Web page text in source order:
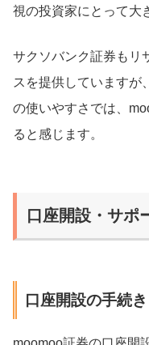
視の投資家にとって大
サクソバンク証券もリ
スを提供していますが
の使いやすさでは、
ると感じます。
口座開設・サポ
口座開設の手続き